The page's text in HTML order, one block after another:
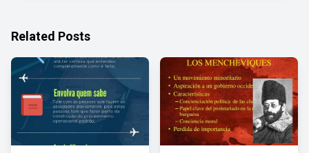
Related Posts